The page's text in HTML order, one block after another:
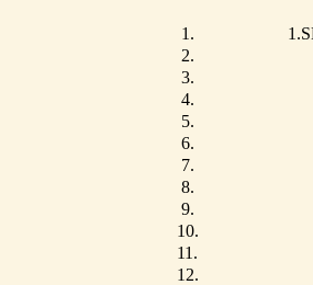
1.
2.
3.
4.
5.
6.
7.
8.
9.
10.
11.
12.